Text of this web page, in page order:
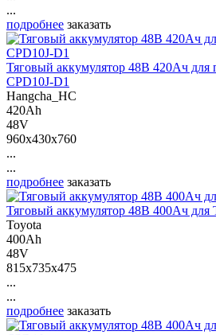
...
подробнее заказать
Тяговый аккумулятор 48В 420Ач для
CPD10J-D1
Hangcha_HC
420Ah
48V
960x430x760
...
...
подробнее заказать
Тяговый аккумулятор 48В 400Ач
Toyota
400Ah
48V
815x735x475
...
...
подробнее заказать